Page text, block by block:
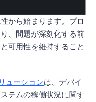
から始まります。プロ
、問題が深刻化する前
可用性を維持すること
ューションは、デバイ
テムの稼働状況に関す